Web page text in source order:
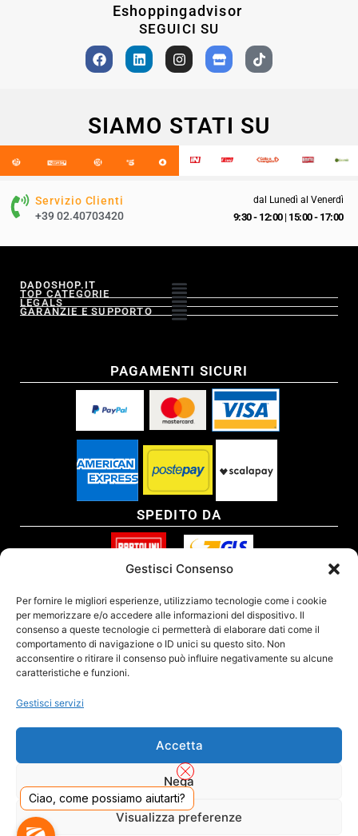
Gestisci Consenso
Per fornire le migliori esperienze, utilizziamo tecnologie come i cookie
per memorizzare e/o accedere alle informazioni del dispositivo. Il
consenso a queste tecnologie ci permetterà di elaborare dati come il
comportamento di navigazione o ID unici su questo sito. Non
acconsentire o ritirare il consenso può influire negativamente su alcune
caratteristiche e funzioni.
Gestisci servizi
Accetta
Nega
Visualizza preferenze
Eshoppingadvisor
SEGUICI SU
SIAMO STATI SU
Servizio Clienti
+39 02.40703420
dal Lunedì al Venerdì
9:30 - 12:00| 15:00 - 17:00
DADOSHOP.IT
TOP CATEGORIE
LEGALS
GARANZIE E SUPPORTO
PAGAMENTI SICURI
SPEDITO DA
DADO S.R.L. Unipersonale - Viale Enrico Forlanini 23 - 20134 Milano (MI) - Italy
Tel. 02.40703420 - P.Iva/C.F. 02681390809 - Numero REA MI-2640300 - Cap. Soc.
Ciao, come possiamo aiutarti?